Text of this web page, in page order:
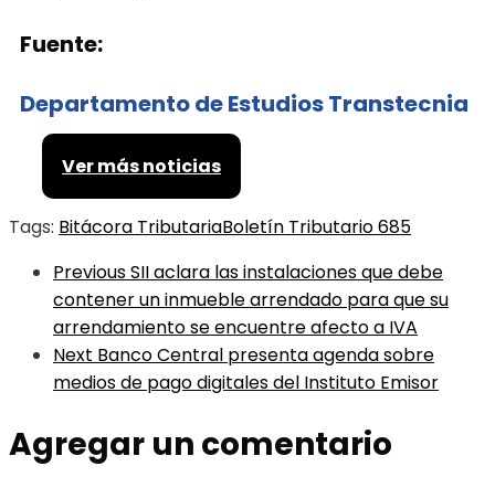
Fuente:
Departamento de Estudios Transtecnia
Ver más noticias
Tags: Bitácora TributariaBoletín Tributario 685
PreviousSII aclara las instalaciones que debe
contener un inmueble arrendado para que su
arrendamiento se encuentre afecto a IVA
Next Banco Central presenta agenda sobre
medios de pago digitales del Instituto Emisor
Agregar un comentario